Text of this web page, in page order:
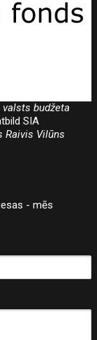
budžeta
SIA
Raivis Vilūns
- mēs